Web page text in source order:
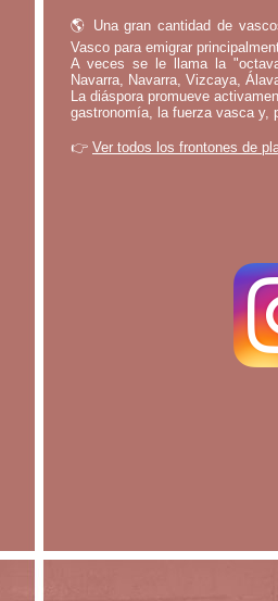
🌎 Una gran cantidad de
Vasco para emigrar
A veces se le llama la
Navarra, Navarra, Vizcaya,
La diáspora promueve
gastronomía, la fuerza vasca y,
👉 Ver todos los frontones de